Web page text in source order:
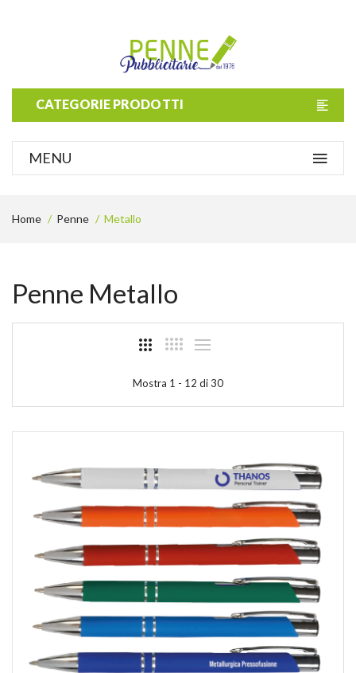
CATEGORIE PRODOTTI
MENU
Home Penne Metallo
Penne Metallo
Mostra 1 - 12 di 30